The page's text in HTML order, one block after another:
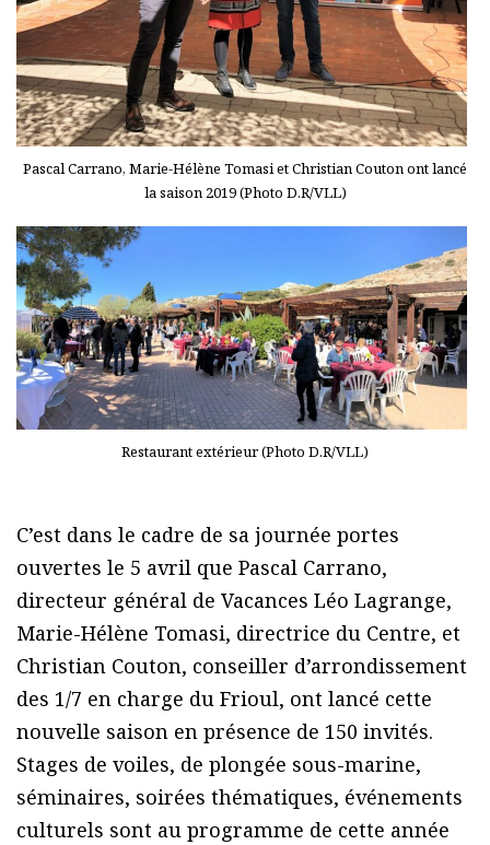
Pascal Carrano, Marie-Hélène Tomasi et Christian Couton ont lancé
la saison 2019 (Photo D.R/VLL)
Restaurant extérieur (Photo D.R/VLL)
C’est dans le cadre de sa journée portes
ouvertes le 5 avril que Pascal Carrano,
directeur général de Vacances Léo Lagrange,
Marie-Hélène Tomasi, directrice du Centre, et
Christian Couton, conseiller d’arrondissement
des 1/7 en charge du Frioul, ont lancé cette
nouvelle saison en présence de 150 invités.
Stages de voiles, de plongée sous-marine,
séminaires, soirées thématiques, événements
culturels sont au programme de cette année